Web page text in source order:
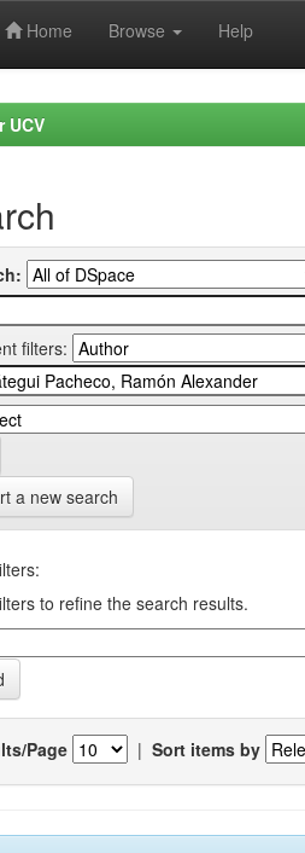
Home Browse Help
UCV
filters:
a new search
to refine the search results.
Page | Sort items by